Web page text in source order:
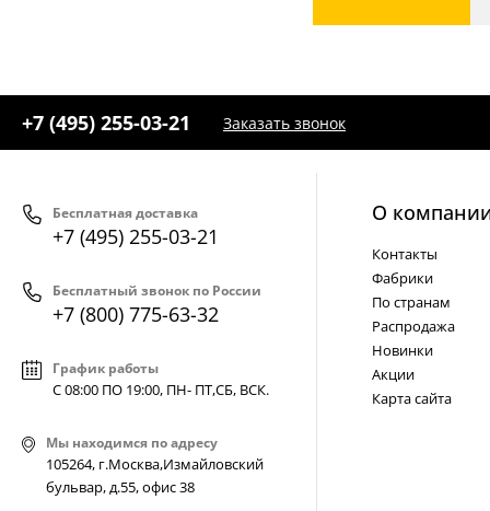
+7 (495) 255-03-21 Заказать звонок
Бесплатная доставка
+7 (495) 255-03-21
Бесплатный звонок по России
+7 (800) 775-63-32
График работы
С 08:00 ПО 19:00, ПН- ПТ,СБ, ВСК.
Мы находимся по адресу
105264, г.Москва,Измайловский
бульвар, д.55, офис 38
О
Контакты
Фабрики
По странам
Распродажа
Новинки
Акции
Карта сайта